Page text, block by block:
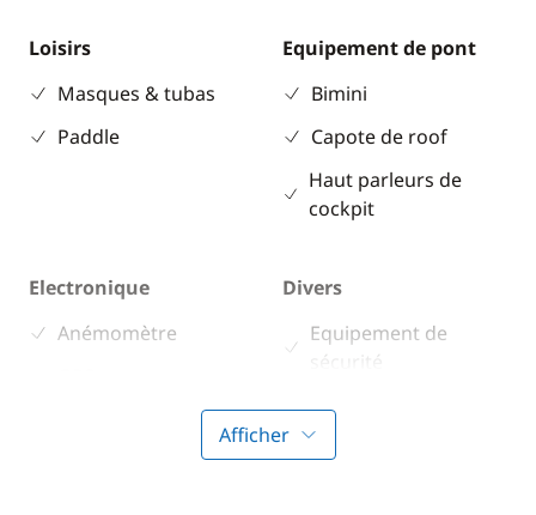
Loisirs
Masques & tubas
Paddle
Equipement de pont
Bimini
Capote de roof
Haut parleurs de
cockpit
Electronique
Anémomètre
Lecteur de cartes
Divers
Equipement de
sécurité
Guide & cartes
Afficher